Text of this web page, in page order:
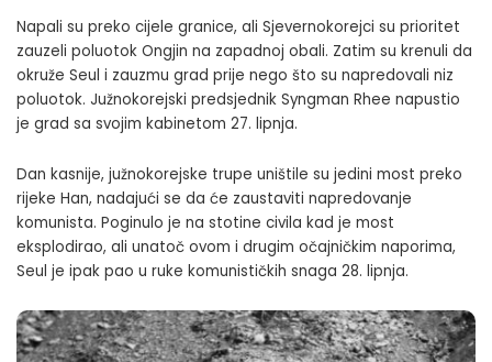
Napali su preko cijele granice, ali Sjevernokorejci su prioritet
zauzeli poluotok Ongjin na zapadnoj obali. Zatim su krenuli da
okruže Seul i zauzmu grad prije nego što su napredovali niz
poluotok. Južnokorejski predsjednik Syngman Rhee napustio
je grad sa svojim kabinetom 27. lipnja.
Dan kasnije, južnokorejske trupe uništile su jedini most preko
rijeke Han, nadajući se da će zaustaviti napredovanje
komunista. Poginulo je na stotine civila kad je most
eksplodirao, ali unatoč ovom i drugim očajničkim naporima,
Seul je ipak pao u ruke komunističkih snaga 28. lipnja.